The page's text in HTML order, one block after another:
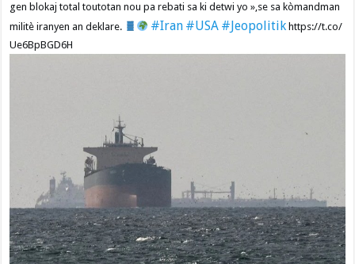
gen blokaj total toutotan nou pa rebati sa ki detwi yo »,se sa kòmandman
militè iranyen an deklare.
#Iran #USA #Jeopolitikhttps://t.co/
Ue6BpBGD6H